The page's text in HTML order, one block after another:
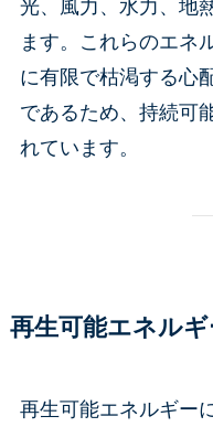
光、風力、水力、地
ます。これらのエネ
に有限で枯渇する心
であるため、持続可
れています。
再生可能エネル
再生可能エネルギー